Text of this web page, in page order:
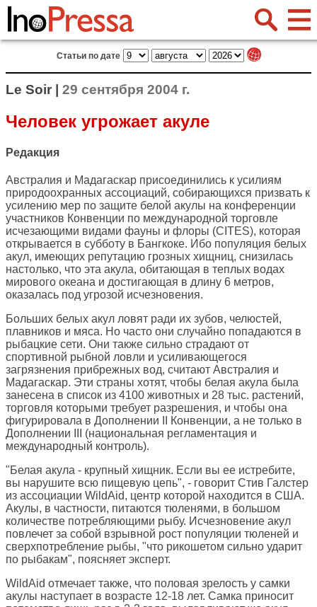
Статьи по дате
Le Soir | 29 сентября 2004 г.
Человек угрожает акуле
Редакция
Австралия и Мадагаскар присоединились к усилиям
природоохранных ассоциаций, собирающихся призвать к
усилению мер по защите белой акулы на конференции
участников Конвенции по международной торговле
исчезающими видами фауны и флоры (CITES), которая
открывается в субботу в Бангкоке. Ибо популяция белых
акул, имеющих репутацию грозных хищниц, снизилась
настолько, что эта акула, обитающая в теплых водах
мирового океана и достигающая в длину 6 метров,
оказалась под угрозой исчезновения.
Больших белых акул ловят ради их зубов, челюстей,
плавников и мяса. Но часто они случайно попадаются в
рыбацкие сети. Они также сильно страдают от
спортивной рыбной ловли и усиливающегося
загрязнения прибрежных вод, считают Австралия и
Мадагаскар. Эти страны хотят, чтобы белая акула была
занесена в список из 4100 животных и 28 тыс. растений,
торговля которыми требует разрешения, и чтобы она
фигурировала в Дополнении II Конвенции, а не только в
Дополнении III (национальная регламентация и
международный контроль).
"Белая акула - крупный хищник. Если вы ее истребите,
вы нарушите всю пищевую цепь", - говорит Стив Галстер
из ассоциации WildAid, центр которой находится в США.
Акулы, в частности, питаются тюленями, в большом
количестве потребляющими рыбу. Исчезновение акул
повлечет за собой взрывной рост популяции тюленей и
сверхпотребление рыбы, "что рикошетом сильно ударит
по рыбакам", поясняет эксперт.
WildAid отмечает также, что половая зрелость у самки
акулы наступает в возрасте 12-18 лет. Самка приносит